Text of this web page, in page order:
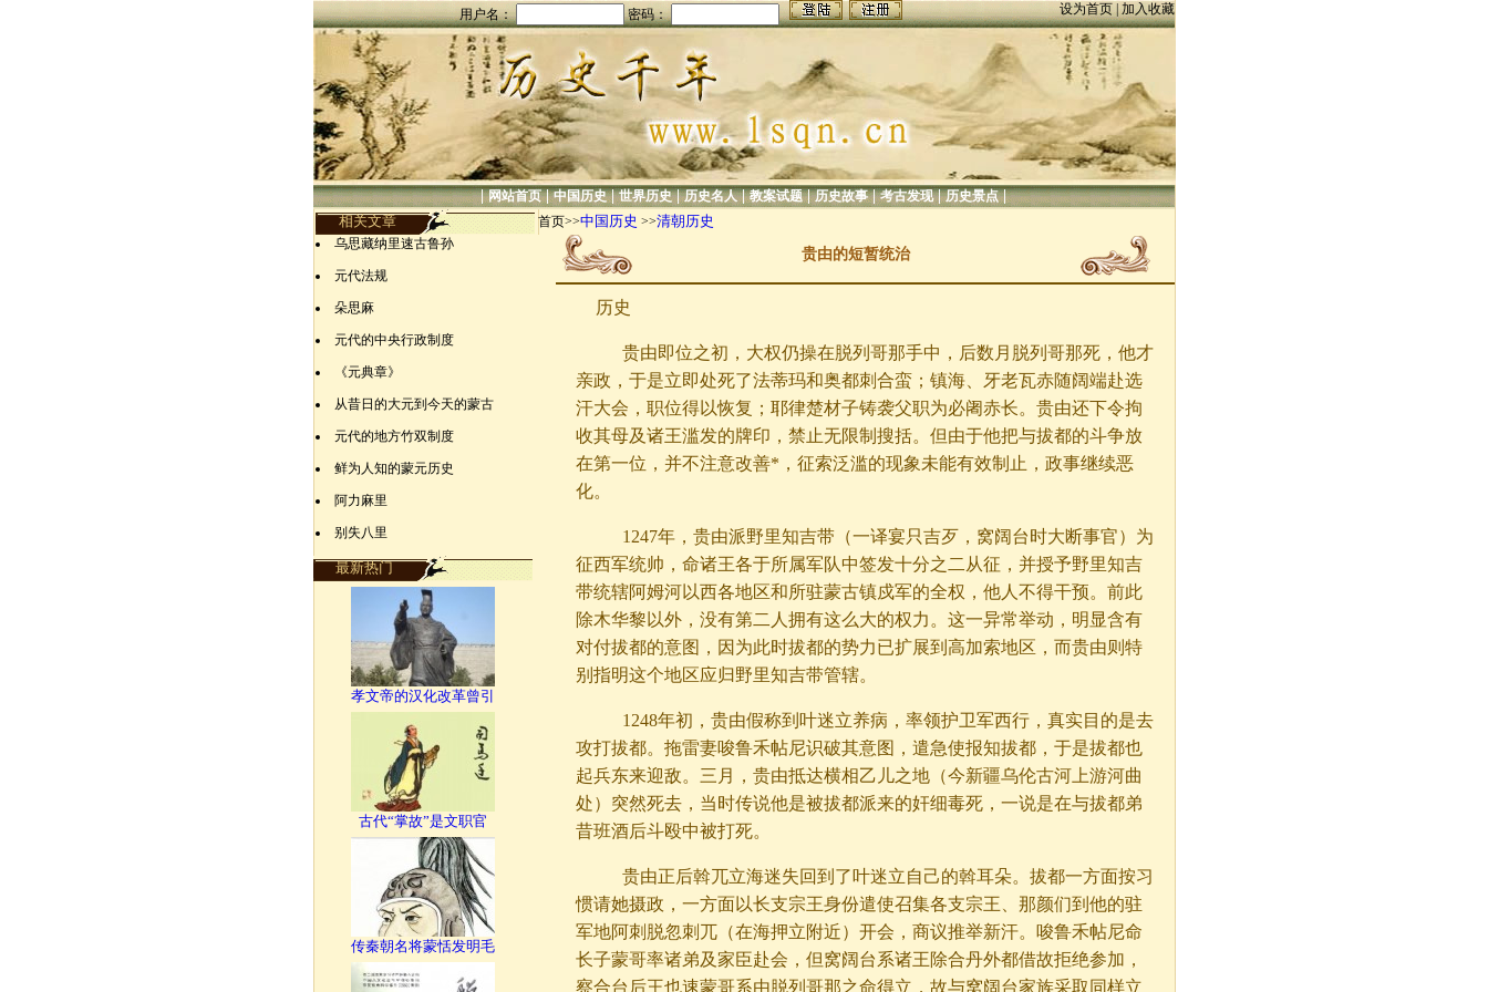
用户名： 密码： 设为首页| 加入收藏
|网站首页|中国历史|世界历史|历史名人|教案试题|历史故事|考古发现|历史景点|
相关文章
首页>>中国历史 >>清朝历史
乌思藏纳里速古鲁孙
元代法规
朵思麻
元代的中央行政制度
《元典章》
从昔日的大元到今天的蒙古
元代的地方竹双制度
鲜为人知的蒙元历史
阿力麻里
别失八里
最新热门
孝文帝的汉化改革曾引
古代“掌故”是文职官
传秦朝名将蒙恬发明毛
贵由的短暂统治
历史
贵由即位之初，大权仍操在脱列哥那手中，后数月脱列哥那死，他才
亲政，于是立即处死了法蒂玛和奥都刺合蛮；镇海、牙老瓦赤随阔端赴选
汗大会，职位得以恢复；耶律楚材子铸袭父职为必阇赤长。贵由还下令拘
收其母及诸王滥发的牌印，禁止无限制搜括。但由于他把与拔都的斗争放
在第一位，并不注意改善*，征索泛滥的现象未能有效制止，政事继续恶
化。
1247年，贵由派野里知吉带（一译宴只吉歹，窝阔台时大断事官）为
征西军统帅，命诸王各于所属军队中签发十分之二从征，并授予野里知吉
带统辖阿姆河以西各地区和所驻蒙古镇戍军的全权，他人不得干预。前此
除木华黎以外，没有第二人拥有这么大的权力。这一异常举动，明显含有
对付拔都的意图，因为此时拔都的势力已扩展到高加索地区，而贵由则特
别指明这个地区应归野里知吉带管辖。
1248年初，贵由假称到叶迷立养病，率领护卫军西行，真实目的是去
攻打拔都。拖雷妻唆鲁禾帖尼识破其意图，遣急使报知拔都，于是拔都也
起兵东来迎敌。三月，贵由抵达横相乙儿之地（今新疆乌伦古河上游河曲
处）突然死去，当时传说他是被拔都派来的奸细毒死，一说是在与拔都弟
昔班酒后斗殴中被打死。
贵由正后斡兀立海迷失回到了叶迷立自己的斡耳朵。拔都一方面按习
惯请她摄政，一方面以长支宗王身份遣使召集各支宗王、那颜们到他的驻
军地阿刺脱忽刺兀（在海押立附近）开会，商议推举新汗。唆鲁禾帖尼命
长子蒙哥率诸弟及家臣赴会，但窝阔台系诸王除合丹外都借故拒绝参加，
察合台后王也速蒙哥系由脱列哥那之命得立，故与窝阔台家族采取同样立